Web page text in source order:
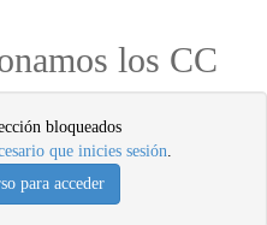
los CC
bloqueados
que inicies sesión.
para acceder